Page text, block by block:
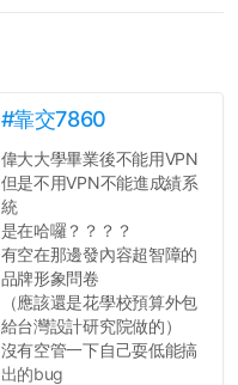
#靠交7860
偉大大學畢業後不能用VPN
但是不用VPN不能進成績系
統
是在哈囉？？？？
有空在那邊發內容超智障的
品牌形象問卷
（應該還是花學校預算外包
給台灣設計研究院做的）
沒有空管一下自己耍低能搞
出的bug